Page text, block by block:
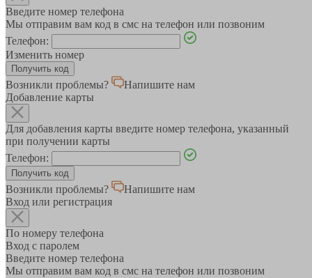
Введите номер телефона
Мы отправим вам код в смс на телефон или позвоним
Телефон:
Изменить номер
Возникли проблемы?
Напишите нам
Добавление карты
Для добавления карты введите номер телефона, указанный
при получении карты
Телефон:
Возникли проблемы?
Напишите нам
Вход или регистрация
По номеру телефона
Вход с паролем
Введите номер телефона
Мы отправим вам код в смс на телефон или позвоним